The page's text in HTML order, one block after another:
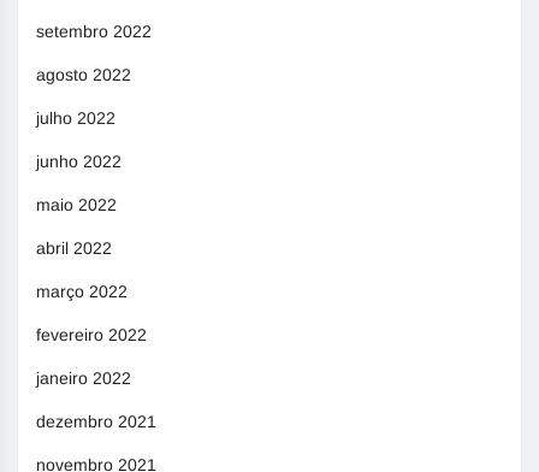
setembro 2022
agosto 2022
julho 2022
junho 2022
maio 2022
abril 2022
março 2022
fevereiro 2022
janeiro 2022
dezembro 2021
novembro 2021